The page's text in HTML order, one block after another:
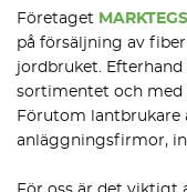
Företaget MARKTEGS
på försäljning av
jordbruket.
sortimentet och med
Förutom lantbrukare
anläggningsfirmor,